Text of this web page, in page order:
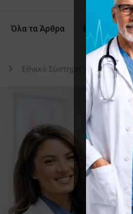
Όλα τα Άρθρα
Εθνικό Σύστημα Υγείας &